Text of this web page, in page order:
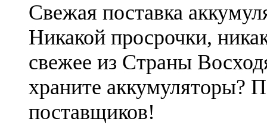
Свежая поставка
Никакой просрочки,
свежее из Страны
храните аккумуляторы?
поставщиков!